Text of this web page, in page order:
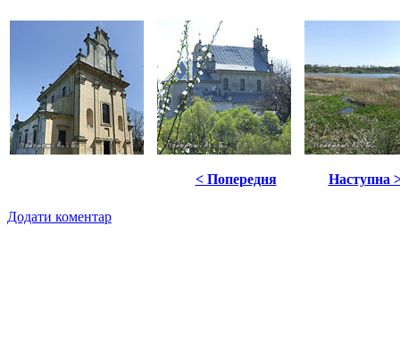
< Попередня Наступна
Додати коментар